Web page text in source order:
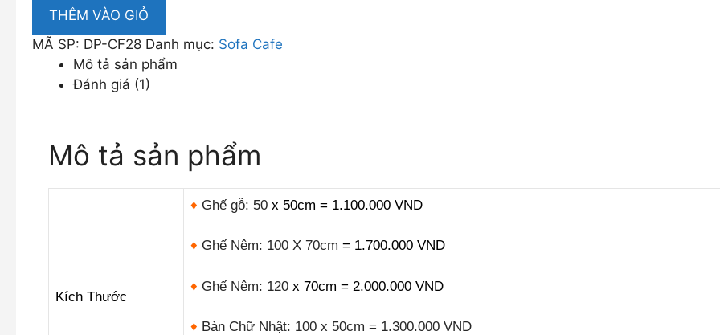
Quán
Đẹp
lượng
THÊM VÀO GIỎ
MÃ SP: DP-CF28 Danh mục: Sofa Cafe
Mô tả sản phẩm
Đánh giá (1)
Mô tả sản phẩm
Kích Thước
♦ Ghế gỗ: 50 x 50cm = 1.100.000 VND
♦ Ghế Nệm: 100 X 70cm = 1.700.000 VND
♦ Ghế Nệm: 120 x 70cm = 2.000.000 VND
♦ Bàn Chữ Nhật: 100 x 50cm = 1.300.000 VND